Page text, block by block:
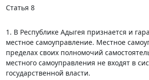
Статья 8
1. В Республике Адыгея признается и
местное самоуправление. Местное
пределах своих полномочий
местного самоуправления не входят в
государственной власти.